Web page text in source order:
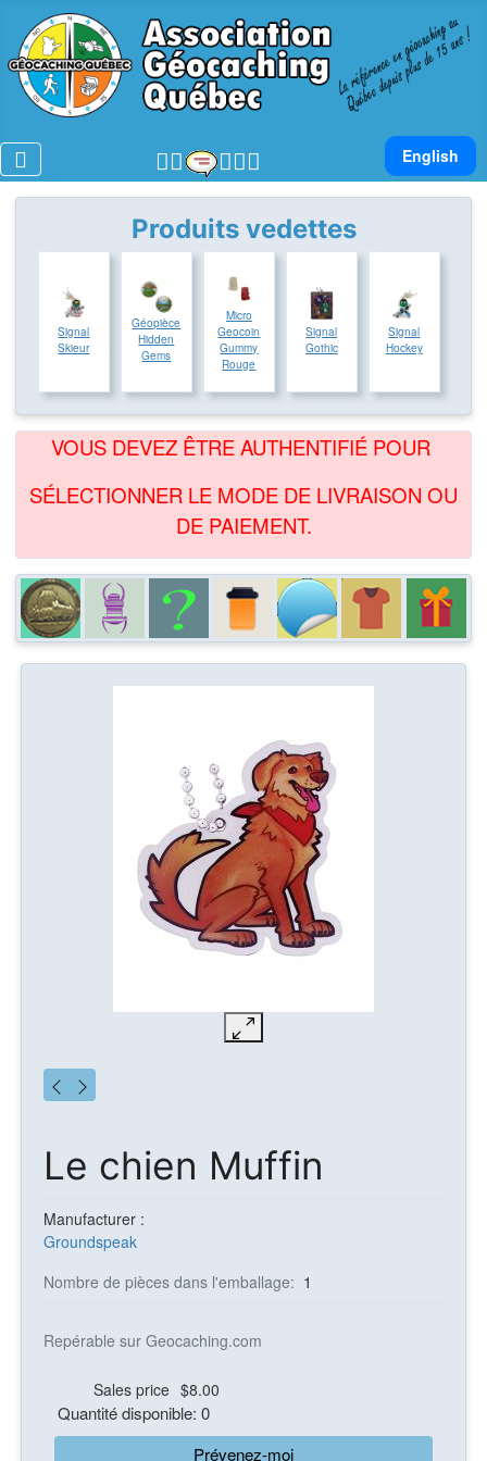
Sélectionnez
English
Produits vedettes
Signal
Skieur
Géopièce
Hidden
Gems
Micro
Geocoin
Gummy
Rouge
Signal
Gothic
Signal
Hockey
VOUS DEVEZ ÊTRE AUTHENTIFIÉ POUR
SÉLECTIONNER LE MODE DE LIVRAISON OU
DE PAIEMENT.
Le chien Muffin
Manufacturer :
Groundspeak
Nombre de pièces dans l'emballage: 1
Repérable sur Geocaching.com
Sales price $8.00
Quantité disponible: 0
Prévenez-moi